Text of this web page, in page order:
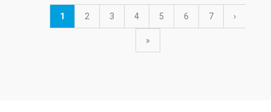
PaginaciónPágina
1 Página
2 Página
3 Página
4 Página
5 Página
6 Página
7
Siguiente
›
última
»